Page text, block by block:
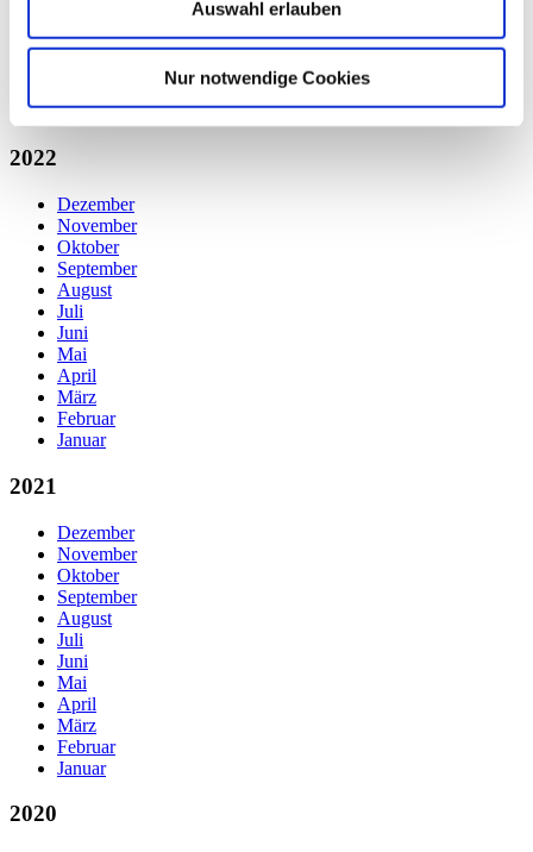
Auswahl erlauben
Nur notwendige Cookies
April
Januar
2022
Dezember
November
Oktober
September
August
Juli
Juni
Mai
April
März
Februar
Januar
2021
Dezember
November
Oktober
September
August
Juli
Juni
Mai
April
März
Februar
Januar
2020